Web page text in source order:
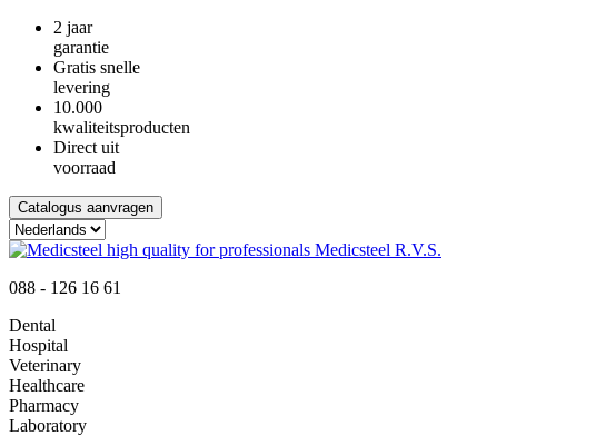
2 jaar
garantie
Gratis snelle
levering
10.000
kwaliteitsproducten
Direct uit
voorraad
Catalogus aanvragen
088 - 126 16 61
Dental
Hospital
Veterinary
Healthcare
Pharmacy
Laboratory